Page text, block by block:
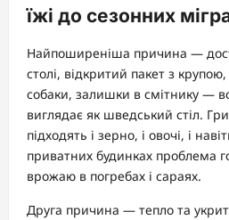
їжі до сезонних
Найпоширеніша причина —
столі, відкритий пакет з
собаки, залишки в смітнику —
виглядає як шведський стіл.
підходять і зерно, і овочі, і
приватних будинках проблема
врожаю в погребах і сараях.
Друга причина — тепло та